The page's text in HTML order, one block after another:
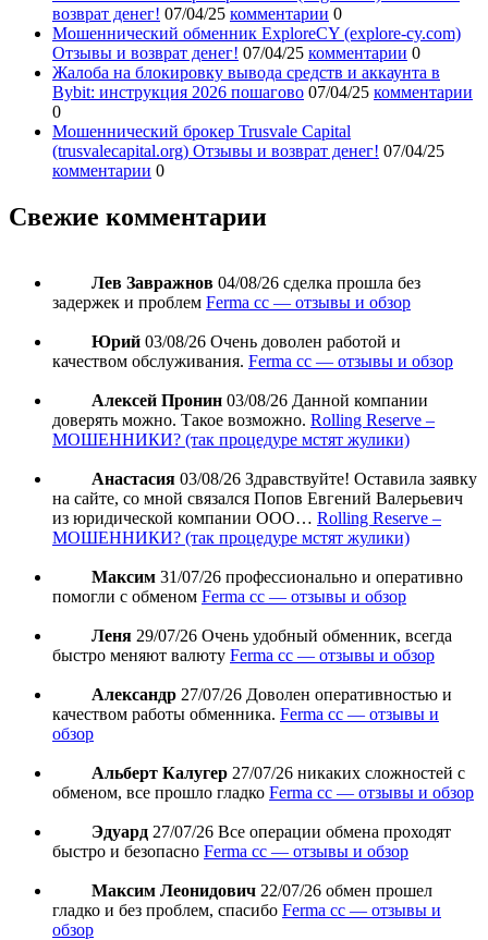
возврат денег! 07/04/25 комментарии 0
Мошеннический обменник ExploreCY (explore-cy.com)
Отзывы и возврат денег! 07/04/25 комментарии 0
Жалоба на блокировку вывода средств и аккаунта в
Bybit: инструкция 2026 пошагово 07/04/25 комментарии
0
Мошеннический брокер Trusvale Capital
(trusvalecapital.org) Отзывы и возврат денег! 07/04/25
комментарии 0
Свежие комментарии
Лев Завражнов 04/08/26 сделка прошла без
задержек и проблем Ferma cc — отзывы и обзор
Юрий 03/08/26 Очень доволен работой и
качеством обслуживания. Ferma cc — отзывы и обзор
Алексей Пронин 03/08/26 Данной компании
доверять можно. Такое возможно. Rolling Reserve –
МОШЕННИКИ? (так процедуре мстят жулики)
Анастасия 03/08/26 Здравствуйте! Оставила заявку
на сайте, со мной связался Попов Евгений Валерьевич
из юридической компании ООО… Rolling Reserve –
МОШЕННИКИ? (так процедуре мстят жулики)
Максим 31/07/26 профессионально и оперативно
помогли с обменом Ferma cc — отзывы и обзор
Леня 29/07/26 Очень удобный обменник, всегда
быстро меняют валюту Ferma cc — отзывы и обзор
Александр 27/07/26 Доволен оперативностью и
качеством работы обменника. Ferma cc — отзывы и
обзор
Альберт Калугер 27/07/26 никаких сложностей с
обменом, все прошло гладко Ferma cc — отзывы и обзор
Эдуард 27/07/26 Все операции обмена проходят
быстро и безопасно Ferma cc — отзывы и обзор
Максим Леонидович 22/07/26 обмен прошел
гладко и без проблем, спасибо Ferma cc — отзывы и
обзор